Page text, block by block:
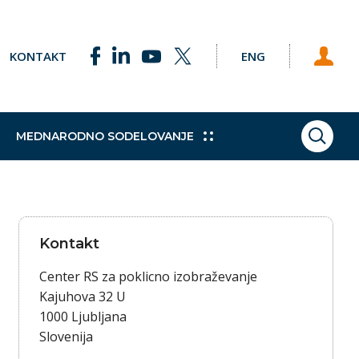
ENG
KONTAKT
Trajnostni razvoj
MEDNARODNO SODELOVANJE
Svetu EUKontakt
Center RS za poklicno izobraževanje
Kajuhova 32 U
1000 Ljubljana
Slovenija